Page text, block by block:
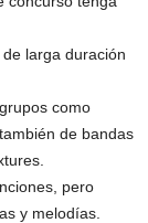
larga duración
como
de bandas
pero
y melodías.